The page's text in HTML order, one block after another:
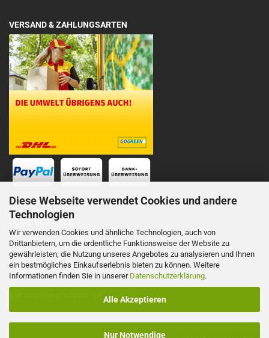
Diese Webseite verwendet Cookies und andere
Technologien
Wir verwenden Cookies und ähnliche Technologien, auch von
Drittanbietern, um die ordentliche Funktionsweise der Website zu
gewährleisten, die Nutzung unseres Angebotes zu analysieren und Ihnen
ein bestmögliches Einkaufserlebnis bieten zu können. Weitere
Informationen finden Sie in unserer Datenschutzerklärung.
Alle Akzeptieren
Nur Notwendige
VERSAND & ZAHLUNGSARTEN
DEINE VORTEILE
Schnelle Lieferung
Persönliche Telefonberatung